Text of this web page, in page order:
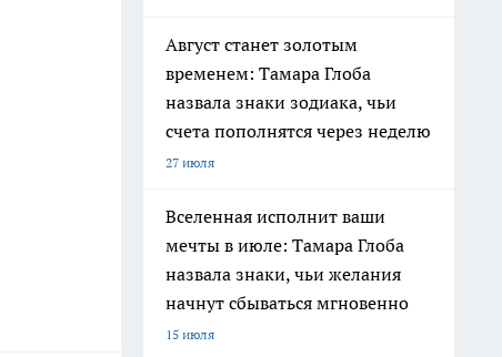
Август станет золотым
временем: Тамара Глоба
назвала знаки зодиака, чьи
счета пополнятся через неделю
27 июля
Вселенная исполнит ваши
мечты в июле: Тамара Глоба
назвала знаки, чьи желания
начнут сбываться мгновенно
15 июля